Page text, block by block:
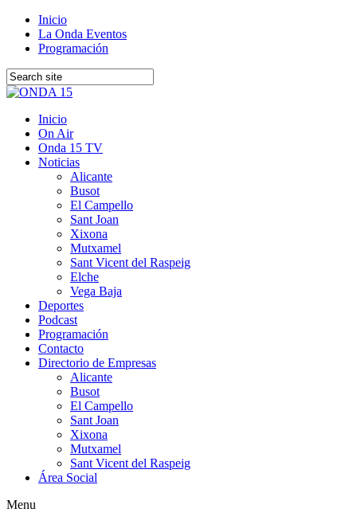
Inicio
La Onda Eventos
Programación
Inicio
On Air
Onda 15 TV
Noticias
Alicante
Busot
El Campello
Sant Joan
Xixona
Mutxamel
Sant Vicent del Raspeig
Elche
Vega Baja
Deportes
Podcast
Programación
Contacto
Directorio de Empresas
Alicante
Busot
El Campello
Sant Joan
Xixona
Mutxamel
Sant Vicent del Raspeig
Área Social
Menu